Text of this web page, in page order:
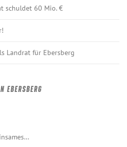
schuldet 60 Mio. €
Landrat für Ebersberg
EBERSBERG